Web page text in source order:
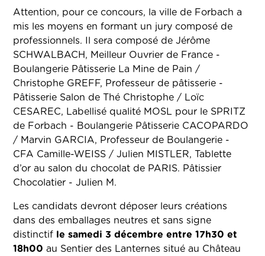
Attention, pour ce concours, la ville de Forbach a
mis les moyens en formant un jury composé de
professionnels. Il sera composé de Jérôme
SCHWALBACH, Meilleur Ouvrier de France -
Boulangerie Pâtisserie La Mine de Pain /
Christophe GREFF, Professeur de pâtisserie -
Pâtisserie Salon de Thé Christophe / Loïc
CESAREC, Labellisé qualité MOSL pour le SPRITZ
de Forbach - Boulangerie Pâtisserie CACOPARDO
/ Marvin GARCIA, Professeur de Boulangerie -
CFA Camille-WEISS / Julien MISTLER, Tablette
d’or au salon du chocolat de PARIS. Pâtissier
Chocolatier - Julien M.
Les candidats devront déposer leurs créations
dans des emballages neutres et sans signe
distinctif le samedi 3 décembre entre 17h30 et
18h00 au Sentier des Lanternes situé au Château